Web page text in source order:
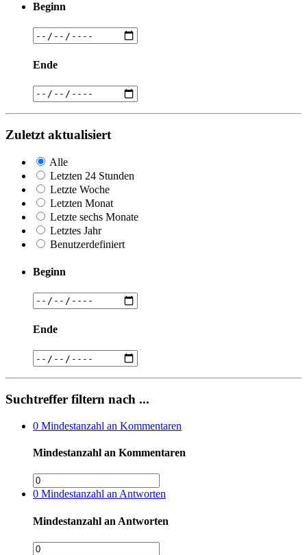
Beginn
Ende
Zuletzt aktualisiert
Alle
Letzten 24 Stunden
Letzte Woche
Letzten Monat
Letzte sechs Monate
Letztes Jahr
Benutzerdefiniert
Beginn
Ende
Suchtreffer filtern nach ...
0 Mindestanzahl an Kommentaren
Mindestanzahl an Kommentaren
0 Mindestanzahl an Antworten
Mindestanzahl an Antworten